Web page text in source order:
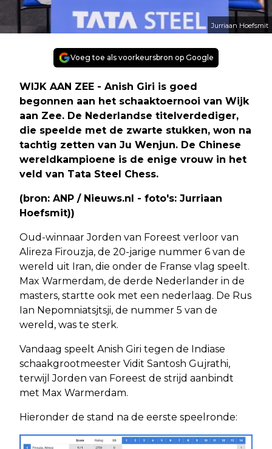
Jurriaan Hoefsmit
Voeg toe als voorkeursbron op Google
WIJK AAN ZEE - Anish Giri is goed
begonnen aan het schaaktoernooi van Wijk
aan Zee. De Nederlandse titelverdediger,
die speelde met de zwarte stukken, won na
tachtig zetten van Ju Wenjun. De Chinese
wereldkampioene is de enige vrouw in het
veld van Tata Steel Chess.
(bron: ANP / Nieuws.nl - foto's: Jurriaan
Hoefsmit))
Oud-winnaar Jorden van Foreest verloor van
Alireza Firouzja, de 20-jarige nummer 6 van de
wereld uit Iran, die onder de Franse vlag speelt.
Max Warmerdam, de derde Nederlander in de
masters, startte ook met een nederlaag. De Rus
Ian Nepomniatsjtsji, de nummer 5 van de
wereld, was te sterk.
Vandaag speelt Anish Giri tegen de Indiase
schaakgrootmeester Vidit Santosh Gujrathi,
terwijl Jorden van Foreest de strijd aanbindt
met Max Warmerdam.
Hieronder de stand na de eerste speelronde: